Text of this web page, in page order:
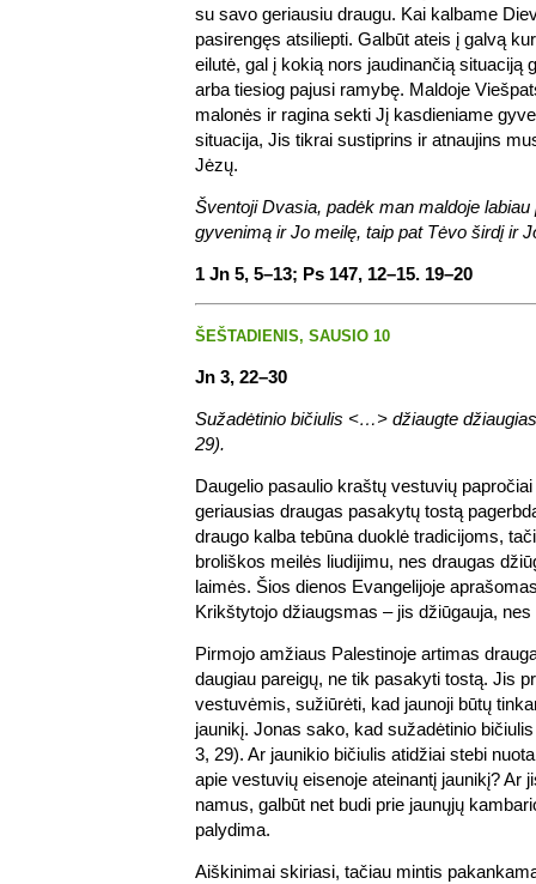
su savo geriausiu draugu. Kai kalbame
pasirengęs atsiliepti. Galbūt ateis į galvą
eilutė, gal į kokią nors jaudinančią situaciją
arba tiesiog pajusi ramybę. Maldoje
malonės ir ragina sekti Jį kasdieniame
situacija, Jis tikrai sustiprins ir atnaujins
Jėzų.
Šventoji Dvasia, padėk man maldoje
gyvenimą ir Jo meilę, taip pat Tėvo širdį ir
1 Jn 5, 5–13; Ps 147, 12–15. 19–20
ŠEŠTADIENIS, SAUSIO 10
Jn 3, 22–30
Sužadėtinio bičiulis <…> džiaugte
29).
Daugelio pasaulio kraštų vestuvių
geriausias draugas pasakytų tostą
draugo kalba tebūna duoklė tradicijoms,
broliškos meilės liudijimu, nes draugas
laimės. Šios dienos Evangelijoje
Krikštytojo džiaugsmas – jis džiūgauja,
Pirmojo amžiaus Palestinoje artimas
daugiau pareigų, ne tik pasakyti tostą. Jis
vestuvėmis, sužiūrėti, kad jaunoji būtų
jaunikį. Jonas sako, kad sužadėtinio
3, 29). Ar jaunikio bičiulis atidžiai stebi
apie vestuvių eisenoje ateinantį jaunikį? Ar
namus, galbūt net budi prie jaunųjų
palydima.
Aiškinimai skiriasi, tačiau mintis